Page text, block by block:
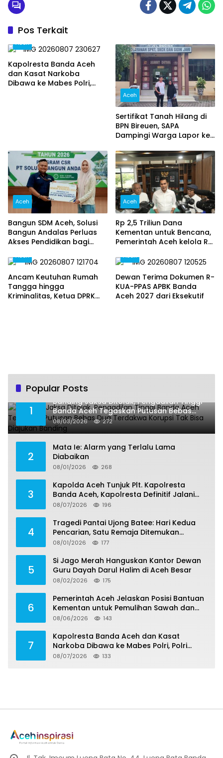
Pos Terkait
Aceh
Kapolresta Banda Aceh
dan Kasat Narkoba
Dibawa ke Mabes Polri,
Aceh
Sertifikat Tanah Hilang di
BPN Bireuen, SAPA
Dampingi Warga Lapor ke
Aceh
Bangun SDM Aceh, Solusi
Bangun Andalas Perluas
Akses Pendidikan bagi
Aceh
Rp 2,5 Triliun Dana
Kementan untuk Bencana,
Pemerintah Aceh kelola Rp
Aceh
Ancam Keutuhan Rumah
Tangga hingga
Kriminalitas, Ketua DPRK
Aceh
Dewan Terima Dokumen R-
KUA-PPAS APBK Banda
Aceh 2027 dari Eksekutif
Popular Posts
1
Banding Jaksa Ditolak, Pengadilan Tinggi
Banda Aceh Tegaskan Putusan Bebas
Dua Terdakwa Korupsi Tak Bisa Diajukan
Banding
08/03/2026 272
2
Mata Ie: Alarm yang Terlalu Lama
Diabaikan
08/01/2026 268
3
Kapolda Aceh Tunjuk Plt. Kapolresta
Banda Aceh, Kapolresta Definitif Jalani
Pemeriksaan di Mabes Polri
08/07/2026 196
4
Tragedi Pantai Ujong Batee: Hari Kedua
Pencarian, Satu Remaja Ditemukan
Meninggal, Tiga Korban Masih Dicari
08/01/2026 177
5
Si Jago Merah Hanguskan Kantor Dewan
Guru Dayah Darul Halim di Aceh Besar
08/02/2026 175
6
Pemerintah Aceh Jelaskan Posisi Bantuan
Kementan untuk Pemulihan Sawah dan
Kebun
08/06/2026 143
7
Kapolresta Banda Aceh dan Kasat
Narkoba Dibawa ke Mabes Polri, Polri
Tegaskan Proses Berjalan Profesional dan
08/07/2026 133